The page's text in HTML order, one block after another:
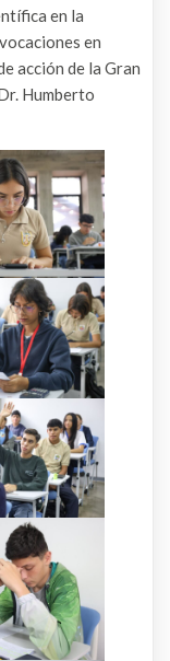
en la
en
acción de la Gran
Humberto